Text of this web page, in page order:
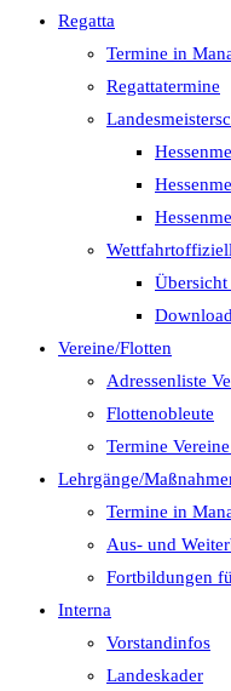
Regatta
Termine in
Regattatermine
Vereine/Flotten
Adressenliste
Flottenobleute
Termine
Lehrgänge/
Termine in
Aus- und
Fortbildungen
Interna
Vorstandinfos
Landeskader